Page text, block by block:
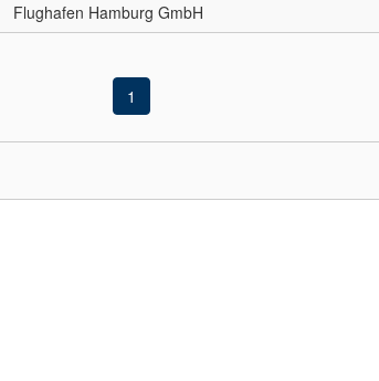
Flughafen Hamburg GmbH
1